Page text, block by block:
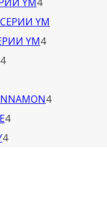
товара
YM44
44
44
44
44